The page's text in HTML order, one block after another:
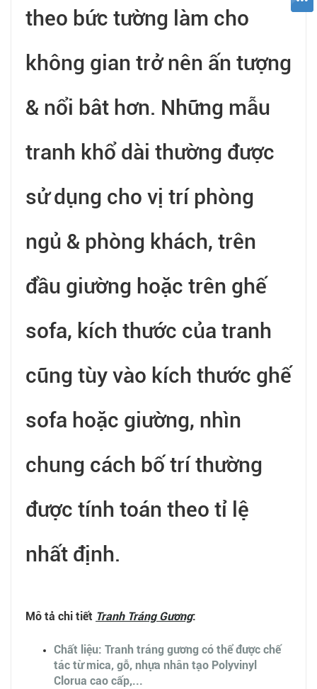
theo bức tường làm cho
không gian trở nên ấn tượng
& nổi bât hơn. Những mẫu
tranh khổ dài thường được
sử dụng cho vị trí phòng
ngủ & phòng khách, trên
đầu giường hoặc trên ghế
sofa, kích thước của tranh
cũng tùy vào kích thước ghế
sofa hoặc giường, nhìn
chung cách bố trí thường
được tính toán theo tỉ lệ
nhất định.
Mô tả chi tiết Tranh Tráng Gương:
Chất liệu: Tranh tráng gương có thể được chế
tác từ mica, gỗ, nhựa nhân tạo Polyvinyl
Clorua cao cấp,...